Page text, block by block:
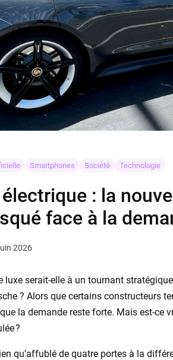
Smartphones Société Technologie
électrique : la
face à la
2026
luxe serait-elle à un tournant
? Alors que certains constructeurs
la demande reste forte. Mais est-ce
?
qu’affublé de quatre portes à la